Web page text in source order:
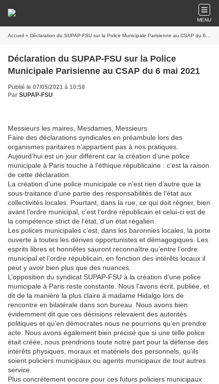
MENU
Accueil » Déclaration du SUPAP-FSU sur la Police Municipale Parisienne au CSAP du 6 mai 2021
Déclaration du SUPAP-FSU sur la Police
Municipale Parisienne au CSAP du 6 mai 2021
Publié le 07/05/2021 à 10:58
Par SUPAP-FSU
Messieurs les maires, Mesdames, Messieurs.
Faire des déclarations syndicales en préambule lors des
organismes paritaires n’appartient pas à nos pratiques.
Aujourd’hui est un jour différent car la création d’une police
municipale à Paris touche à l’éthique républicaine : c’est la raison
de cette déclaration.
La création d’une police municipale ce n’est rien d’autre que la
sous-traitance d’une partie des responsabilités de l’état aux
collectivités locales. Pourtant, dans la rue, ce qui doit régner, bien
avant l’ordre municipal, c’est l’ordre républicain et celui-ci est de
la compétence strict de l’état, d’un état régalien.
Les polices municipales c’est, dans les baronnies locales, la porte
ouverte à toutes les dérives opportunistes et démagogiques. Les
esprits libres et honnêtes sauront reconnaître qu’entre l’ordre
municipal et l’ordre républicain, en fonction des intérêts locaux il
peut y avoir bien plus que des nuances.
L’opposition du syndicat SUPAP-FSU à la création d’une police
municipale à Paris reste constante. Nous l’avons écrit, publiée, et
dit de la manière la plus claire à madame Hidalgo lors de
rencontre en bilatérale dans son bureau. Nous avons bien
évidemment dit que ces décisions relevaient des autorités
politiques et qu’en démocrates nous ne pourrions qu’en prendre
acte. Nous avons également bien précisé que si une telle police
était créée, nous prendrions toute notre part pour la défense des
intérêts physiques, moraux et matériels des personnels, qu’ils
soient policiers municipaux ou agents municipaux de tout autres
service.
Plus concrètement encore pour ces futurs policiers municipaux